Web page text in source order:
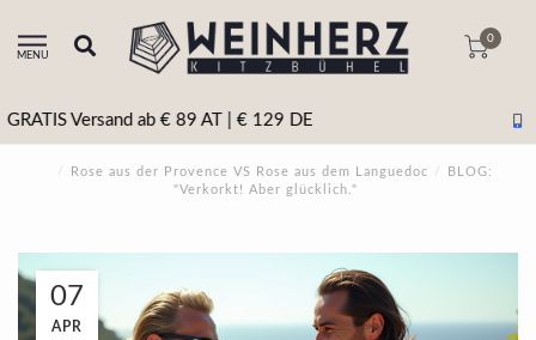
MENU
0
+43 5356 20511 Beratung & tel. Bestellung
/ Rose aus der Provence VS Rose aus dem Languedoc /
BLOG:
"Verkorkt! Aber glücklich."
07
APR